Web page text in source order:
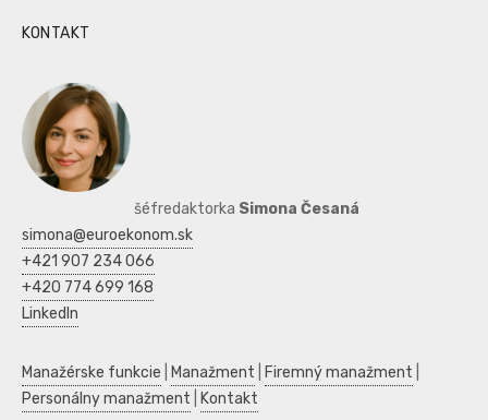
KONTAKT
šéfredaktorka Simona Česaná
simona@euroekonom.sk
+421 907 234 066
+420 774 699 168
LinkedIn
Manažérske funkcie Manažment Firemný manažment
Personálny manažment
Kontakt